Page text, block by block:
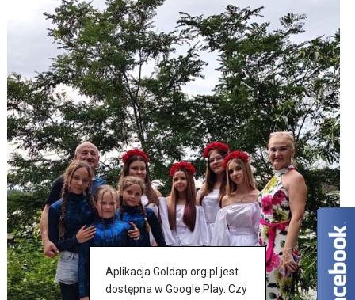
Aplikacja Goldap.org.pl jest
dostępna w Google Play. Czy